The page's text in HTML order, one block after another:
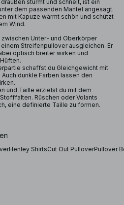
stürmt und schneit, ist ein
dem passenden Mantel angesagt.
mit Kapuze wärmt schön und schützt
Wind.
Unter- und Oberkörper
Streifenpullover ausgleichen. Er
optisch breiter wirken und
schaffst du Gleichgewicht mit
dunkle Farben lassen den
und Taille erzielst du mit dem
Rüschen oder Volants
eine definierte Taille zu formen.
Henley ShirtsCut Out PulloverPullover